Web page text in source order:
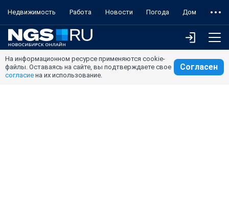
Недвижимость Работа Новости Погода Дом
На информационном ресурсе применяются cookie-
файлы. Оставаясь на сайте, вы подтверждаете свое
согласие на их использование.
Согласен